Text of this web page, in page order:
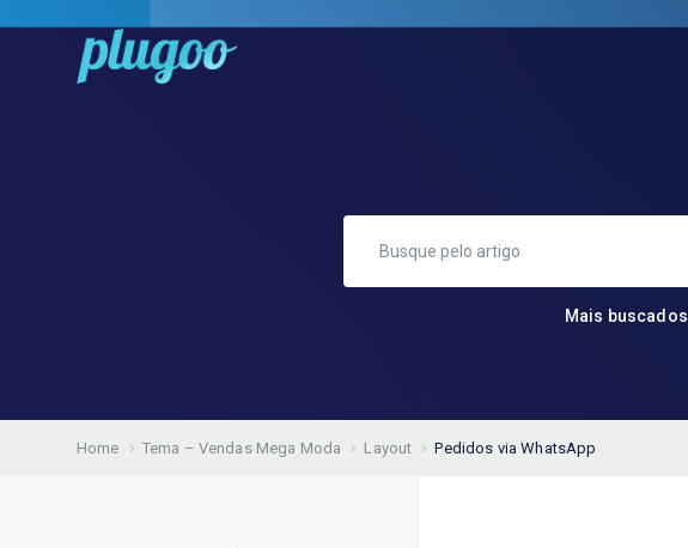
Mais buscados
Home Tema – Vendas Mega Moda Layout Pedidos via WhatsApp